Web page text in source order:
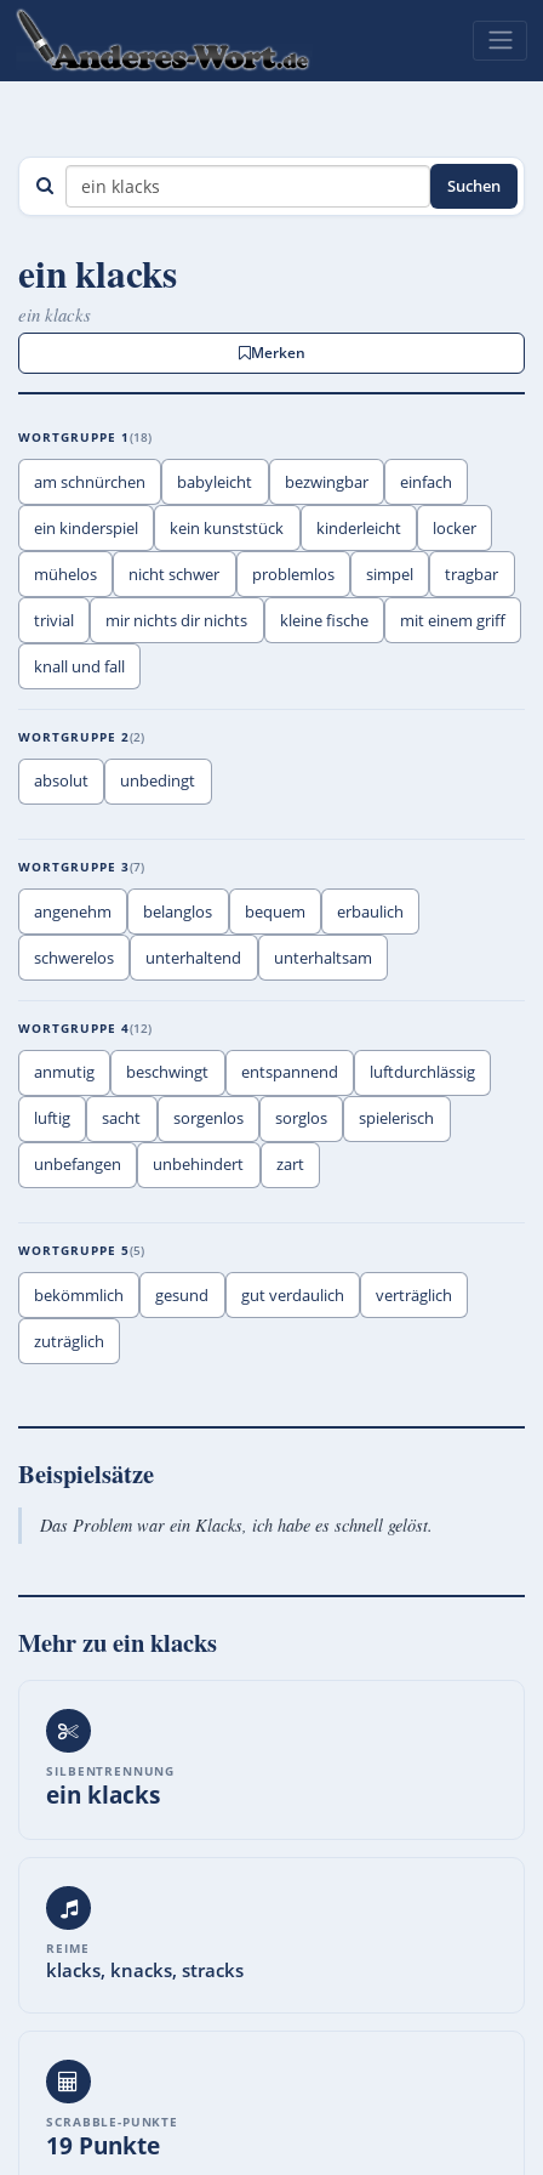
Suchen
ein klacks
ein klacks
Merken
WORTGRUPPE 1 18
am schnürchen babyleicht bezwingbar einfach
ein kinderspiel kein kunststück kinderleicht locker
mühelos nicht schwer problemlos simpel tragbar
trivial mir nichts dir nichts kleine fische mit einem griff
knall und fall
WORTGRUPPE 2 2
absolut unbedingt
WORTGRUPPE 3 7
angenehm belanglos bequem erbaulich
schwerelos unterhaltend unterhaltsam
WORTGRUPPE 4 12
anmutig beschwingt entspannend luftdurchlässig
luftig sacht sorgenlos sorglos spielerisch
unbefangen unbehindert zart
WORTGRUPPE 5 5
bekömmlich gesund gut verdaulich verträglich
zuträglich
Beispielsätze
Das Problem war ein Klacks, ich habe es schnell gelöst.
Mehr zuein klacks
SILBENTRENNUNG
ein klacks
REIME
klacks, knacks, stracks
SCRABBLE-PUNKTE
19 Punkte